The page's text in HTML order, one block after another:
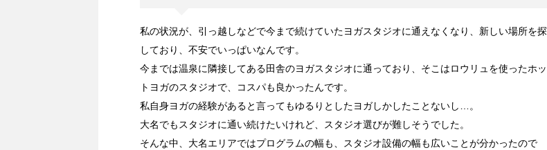
私の状況が、引っ越しなどで今まで続けていたヨガスタジオに通えなくなり、新しい場所を探
しており、不安でいっぱいなんです。
今までは温泉に隣接してある田舎のヨガスタジオに通っており、そこはロウリュを使ったホッ
トヨガのスタジオで、コスパも良かったんです。
私自身ヨガの経験があると言ってもゆるりとしたヨガしかしたことないし…。
大名でもスタジオに通い続けたいけれど、スタジオ選びが難しそうでした。
そんな中、大名エリアではプログラムの幅も、スタジオ設備の幅も広いことが分かったので